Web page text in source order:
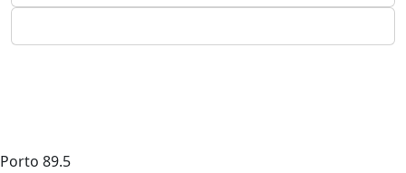
Porto 89.5